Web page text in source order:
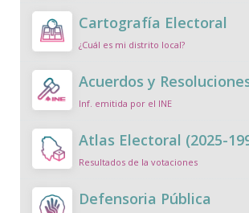
Cartografía Electoral
¿Cuál es mi distrito local?
Acuerdos y
Inf. emitida por el INE
Atlas Electoral (2025-
Resultados de la votaciones
Defensoria Pública